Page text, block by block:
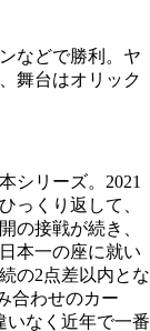
などで勝利。ヤ
舞台はオリック
シリーズ。2021
っくり返して、
の接戦が続き、
本一の座に就い
の2点差以内とな
合わせのカー
いなく近年で一番